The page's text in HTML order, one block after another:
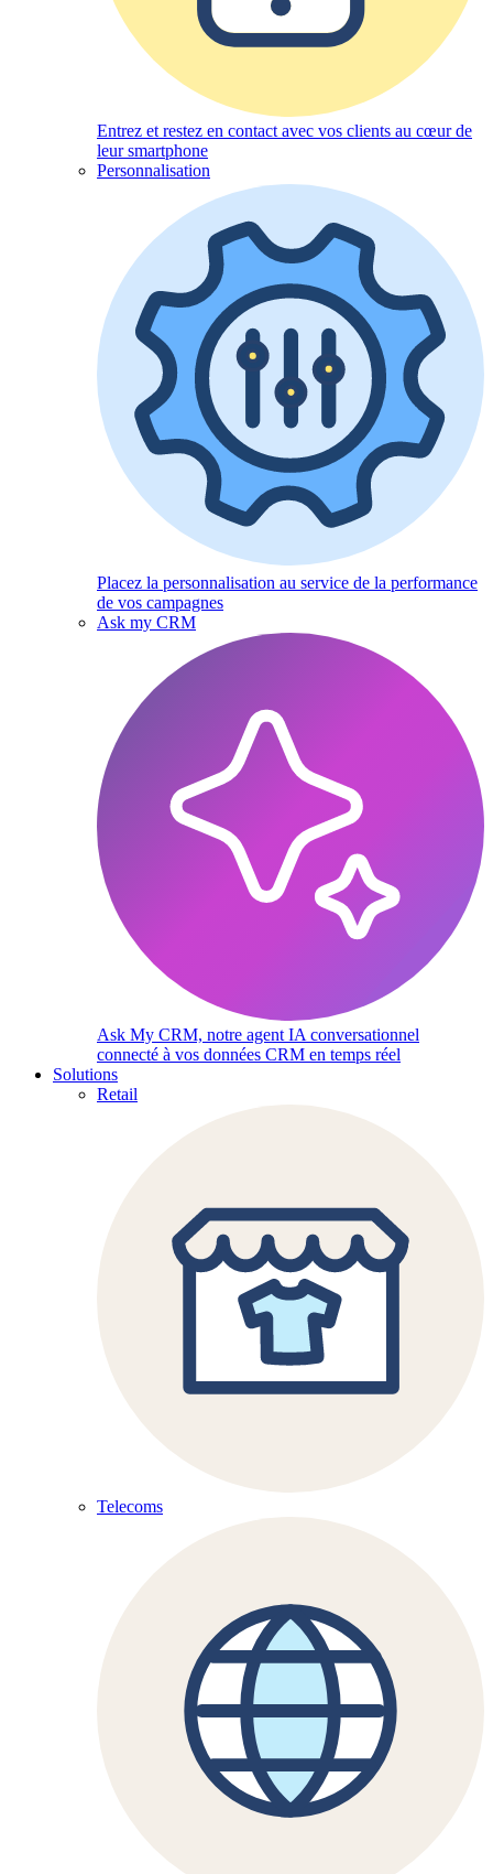
Entrez et restez en contact avec vos clients au cœur de
leur smartphone
Personnalisation
Placez la personnalisation au service de la performance
de vos campagnes
Ask my CRM
Ask My CRM, notre agent IA conversationnel
connecté à vos données CRM en temps réel
Solutions
Retail
Telecoms